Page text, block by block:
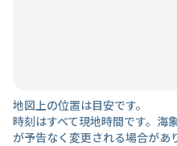
地図上の位置は目安です。
時刻はすべて現地時間です。海
が予告なく変更される場合があ